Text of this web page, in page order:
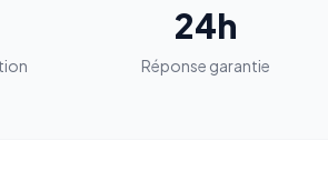
24h
Réponse garantie